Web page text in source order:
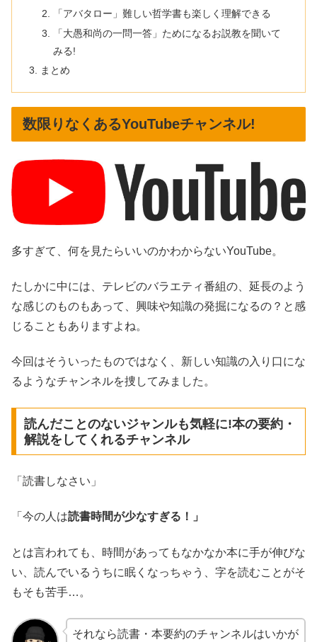
「アバタロー」難しい哲学書も楽しく理解できる
「大愚和尚の一問一答」ためになるお説教を聞いて
みる!
まとめ
数限りなくあるYouTubeチャンネル!
多すぎて、何を見たらいいのかわからないYouTube。
たしかに中には、テレビのバラエティ番組の、延長のよう
な感じのものもあって、興味や知識の発掘になるの？と感
じることもありますよね。
今回はそういったものではなく、新しい知識の入り口にな
るようなチャンネルを捜してみました。
読んだことのないジャンルも気軽に!本の要約・
解説をしてくれるチャンネル
「読書しなさい」
「今の人は読書時間が少なすぎる！」
とは言われても、時間があってもなかなか本に手が伸びな
い、読んでいるうちに眠くなっちゃう、字を読むことがそ
もそも苦手…。
それなら読書・本要約のチャンネルはいかが